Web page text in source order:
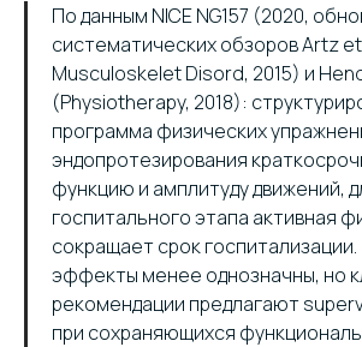
По данным NICE NG157 (2020,
систематических обзоров Artz et
Musculoskelet Disord, 2015) и
(Physiotherapy, 2018):
программа физических
эндопротезирования
функцию и амплитуду движений,
госпитального этапа активная
сокращает срок
эффекты менее однозначны, но
рекомендации предлагают
при сохраняющихся